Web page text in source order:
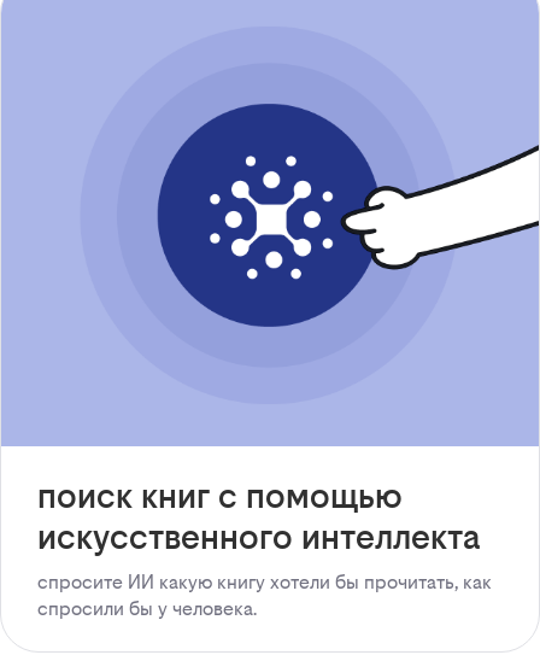
поиск книг с помощью
искусственного интеллекта
спросите ИИ какую книгу хотели бы прочитать, как
спросили бы у человека.